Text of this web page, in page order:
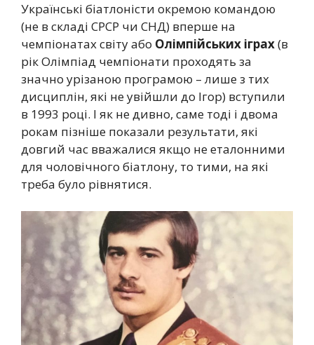
Українські біатлоністи окремою командою
(не в складі СРСР чи СНД) вперше на
чемпіонатах світу або Олімпійських іграх(в
рік Олімпіад чемпіонати проходять за
значно урізаною програмою – лише з тих
дисциплін, які не увійшли до Ігор) вступили
в 1993 році. І як не дивно, саме тоді і двома
рокам пізніше показали результати, які
довгий час вважалися якщо не еталонними
для чоловічного біатлону, то тими, на які
треба було рівнятися.